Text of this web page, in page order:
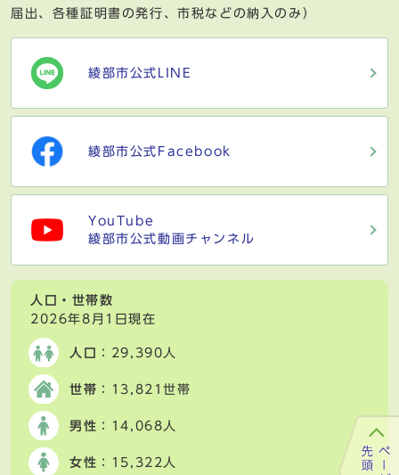
届出、各種証明書の発行、市税などの納入のみ）
綾部市公式LINE
綾部市公式Facebook
YouTube
綾部市公式動画チャンネル
人口・世帯数
2026年8月1日現在
人口 ：29,390人
世帯 ：13,821世帯
男性 ：14,068人
女性 ：15,322人